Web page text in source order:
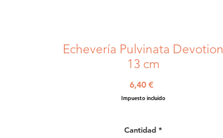
Echevería Pulvinata Devotion
13 cm
6,40 €
Impuesto incluido
Cantidad *